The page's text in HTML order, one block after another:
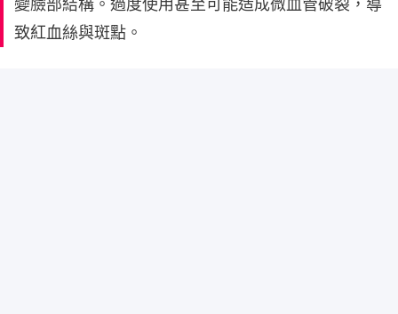
變臉部結構。過度使用甚至可能造成微血管破裂，導
致紅血絲與斑點。